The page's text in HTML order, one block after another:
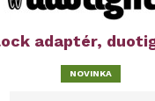
adaptér,
NOVINKA